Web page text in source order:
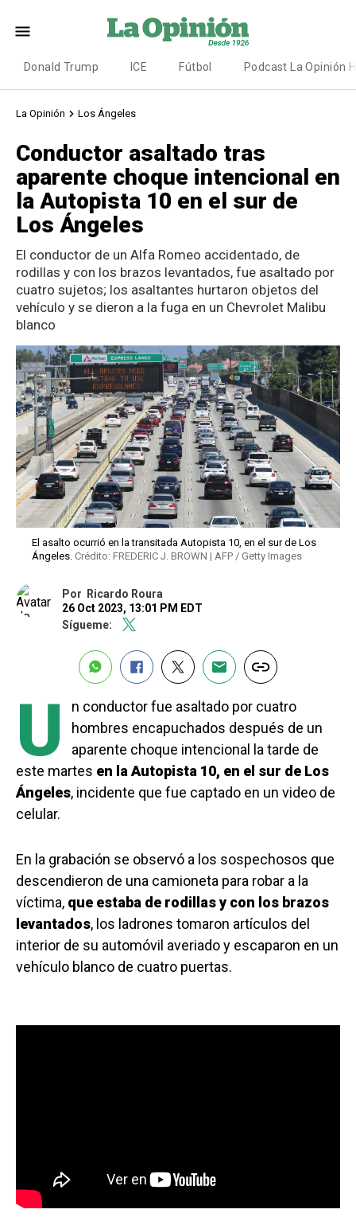
Donald Trump ICE Fútbol Podcast La Opinión
La Opinión Los Ángeles
Conductor asaltado tras
aparente choque intencional en
la Autopista 10 en el sur de
Los Ángeles
El conductor de un Alfa Romeo accidentado, de
rodillas y con los brazos levantados, fue asaltado por
cuatro sujetos; los asaltantes hurtaron objetos del
vehículo y se dieron a la fuga en un Chevrolet Malibu
blanco
El asalto ocurrió en la transitada Autopista 10, en el sur de Los
Ángeles. Crédito: FREDERIC J. BROWN | AFP / Getty Images
Por
Ricardo Roura
26 Oct 2023, 13:01 PM EDT
Sígueme:
U
n conductor fue asaltado por cuatro
hombres encapuchados después de un
aparente choque intencional la tarde de
este martes en la Autopista 10, en el sur de Los
Ángeles, incidente que fue captado en un video de
celular.
En la grabación se observó a los sospechosos que
descendieron de una camioneta para robar a la
víctima, que estaba de rodillas y con los brazos
levantados, los ladrones tomaron artículos del
interior de su automóvil averiado y escaparon en un
vehículo blanco de cuatro puertas.